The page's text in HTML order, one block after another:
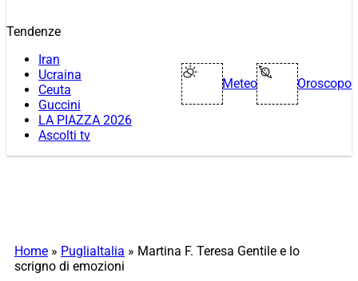
Tendenze
Iran
Ucraina
Ceuta
Guccini
LA PIAZZA 2026
Ascolti tv
Meteo Oroscopo
Home » PugliaItalia » Martina F. Teresa Gentile e lo
scrigno di emozioni